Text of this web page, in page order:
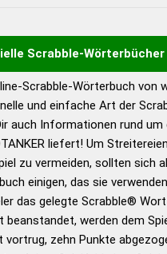
Scrabble-Wörterbücher
liefert mit Hilfe eines
Algorithmus gute
Worttrennung und
eines Wortes für das
zugelassene Turnier
sind:
Duden –
Bänden
Scrabble-Wörterbuch von
und einfache Art der
auch Informationen rund um
liefert! Um
zu vermeiden, sollten sich
einigen, das sie
das gelegte Scrabble® Wort
beanstandet, werden dem
vortrug, zehn Punkte